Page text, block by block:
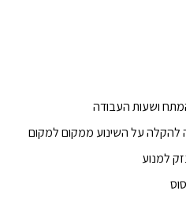
ושעות העבודה
להקלה על השינוע ממקום למקום
למנוע